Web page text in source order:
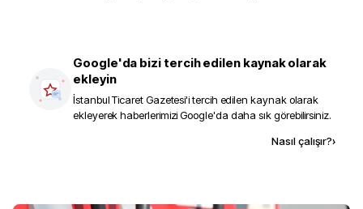
Google'da bizi tercih edilen kaynak olarak
ekleyin
İstanbul Ticaret Gazetesi'i tercih edilen kaynak olarak
ekleyerek haberlerimizi Google'da daha sık görebilirsiniz.
Nasıl çalışır?›